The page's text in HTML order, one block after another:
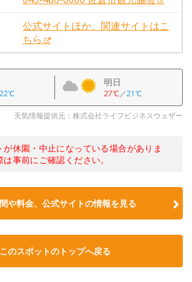
公式サイトほか、関連サイトはこ
ちら
22℃
明日
27℃／21℃
天気情報提供元：株式会社ライフビジネスウェザー
休園・中止になっている場合がありま
事前にご確認ください。
や料金、公式サイトの情報を見る
このスポットのトップへ戻る